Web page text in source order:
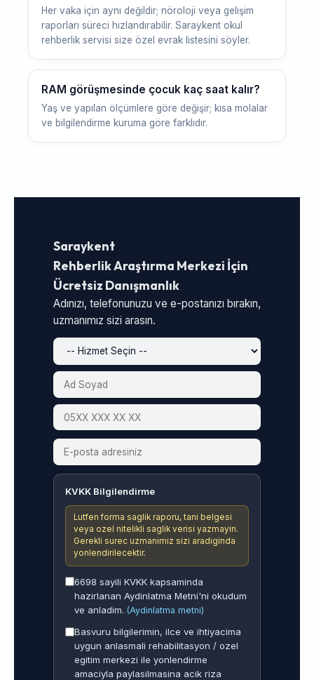
Her vaka için aynı değildir; nöroloji veya gelişim
raporları süreci hızlandırabilir. Saraykent okul
rehberlik servisi size özel evrak listesini söyler.
RAM görüşmesinde çocuk kaç saat kalır?
Yaş ve yapılan ölçümlere göre değişir; kısa molalar
ve bilgilendirme kuruma göre farklıdır.
Saraykent
Rehberlik Araştırma Merkezi İçin
Ücretsiz Danışmanlık
Adınızı, telefonunuzu ve e-postanızı bırakın,
uzmanımız sizi arasın.
KVKK Bilgilendirme
Lutfen forma saglik raporu, tani belgesi
veya ozel nitelikli saglik verisi yazmayin.
Gerekli surec uzmanimiz sizi aradiginda
yonlendirilecektir.
6698 sayili KVKK kapsaminda
hazirlanan Aydinlatma Metni'ni okudum
ve anladim. (Aydinlatma metni)
Basvuru bilgilerimin, ilce ve ihtiyacima
uygun anlasmali rehabilitasyon / ozel
egitim merkezi ile yonlendirme
amaciyla paylasilmasina acik riza